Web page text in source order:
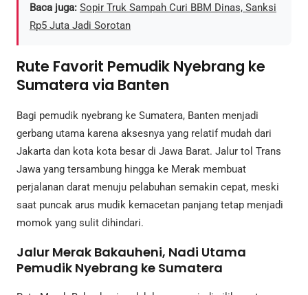
Baca juga: Sopir Truk Sampah Curi BBM Dinas, Sanksi
Rp5 Juta Jadi Sorotan
Rute Favorit Pemudik Nyebrang ke
Sumatera via Banten
Bagi pemudik nyebrang ke Sumatera, Banten menjadi
gerbang utama karena aksesnya yang relatif mudah dari
Jakarta dan kota kota besar di Jawa Barat. Jalur tol Trans
Jawa yang tersambung hingga ke Merak membuat
perjalanan darat menuju pelabuhan semakin cepat, meski
saat puncak arus mudik kemacetan panjang tetap menjadi
momok yang sulit dihindari.
Jalur Merak Bakauheni, Nadi Utama
Pemudik Nyebrang ke Sumatera